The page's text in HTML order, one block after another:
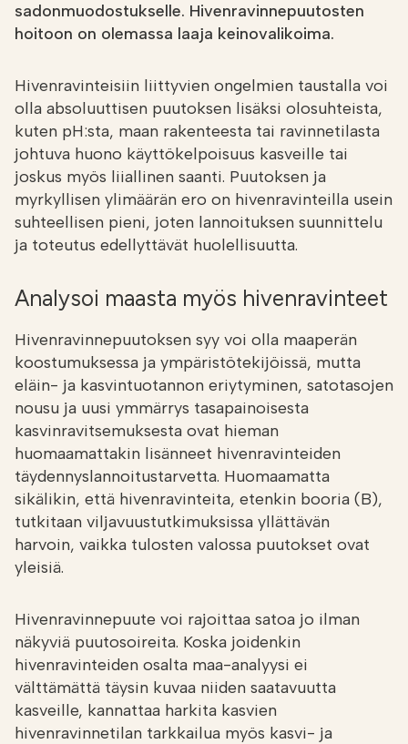
sadonmuodostukselle. Hivenravinnepuutosten
hoitoon on olemassa laaja keinovalikoima.
Hivenravinteisiin liittyvien ongelmien taustalla voi
olla absoluuttisen puutoksen lisäksi olosuhteista,
kuten pH:sta, maan rakenteesta tai ravinnetilasta
johtuva huono käyttökelpoisuus kasveille tai
joskus myös liiallinen saanti. Puutoksen ja
myrkyllisen ylimäärän ero on hivenravinteilla usein
suhteellisen pieni, joten lannoituksen suunnittelu
ja toteutus edellyttävät huolellisuutta.
Analysoi maasta myös hivenravinteet
Hivenravinnepuutoksen syy voi olla maaperän
koostumuksessa ja ympäristötekijöissä, mutta
eläin- ja kasvintuotannon eriytyminen, satotasojen
nousu ja uusi ymmärrys tasapainoisesta
kasvinravitsemuksesta ovat hieman
huomaamattakin lisänneet hivenravinteiden
täydennyslannoitustarvetta. Huomaamatta
sikälikin, että hivenravinteita, etenkin booria (B),
tutkitaan viljavuustutkimuksissa yllättävän
harvoin, vaikka tulosten valossa puutokset ovat
yleisiä.
Hivenravinnepuute voi rajoittaa satoa jo ilman
näkyviä puutosoireita. Koska joidenkin
hivenravinteiden osalta maa-analyysi ei
välttämättä täysin kuvaa niiden saatavuutta
kasveille, kannattaa harkita kasvien
hivenravinnetilan tarkkailua myös kasvi- ja